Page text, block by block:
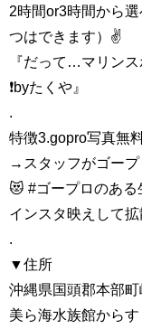
2時間or3時間から
つはできます）✌️
『だって…マリン
❗️byたくや』
.
特徴3.gopro写真無
→スタッフがゴープ
😻 #ゴープロのあ
インスタ映えして拡
.
▼住所
沖縄県国頭郡本部
美ら海水族館からす